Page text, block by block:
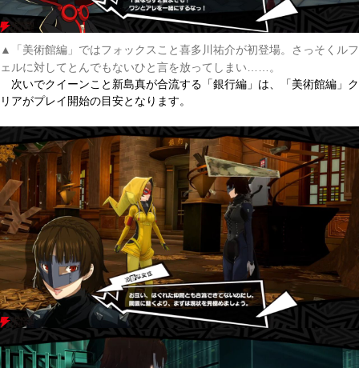
▲「美術館編」ではフォックスこと喜多川祐介が初登場。さっそくルフ
ェルに対してとんでもないひと言を放ってしまい……。
次いでクイーンこと新島真が合流する「銀行編」は、「美術館編」ク
リアがプレイ開始の目安となります。